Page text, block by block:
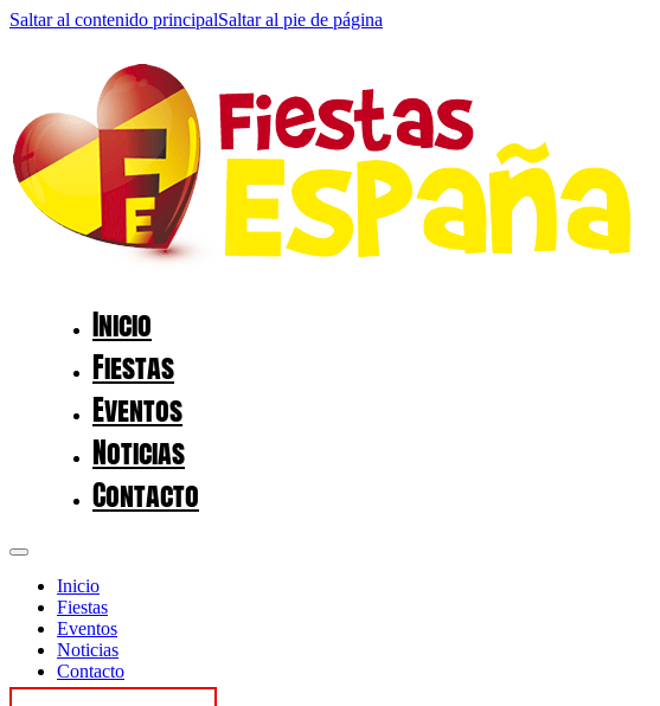
Saltar al contenido principalSaltar al pie de página
Inicio
Fiestas
Eventos
Noticias
Contacto
Inicio
Fiestas
Eventos
Noticias
Contacto